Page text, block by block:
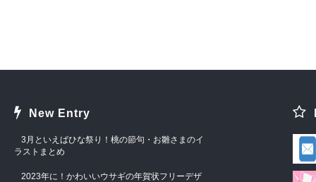
New Entry
3月といえばひな祭り！桃の節句・お雛さまのイ
ラストまとめ
2023年に！かわいいウサギの年賀状フリーデザ